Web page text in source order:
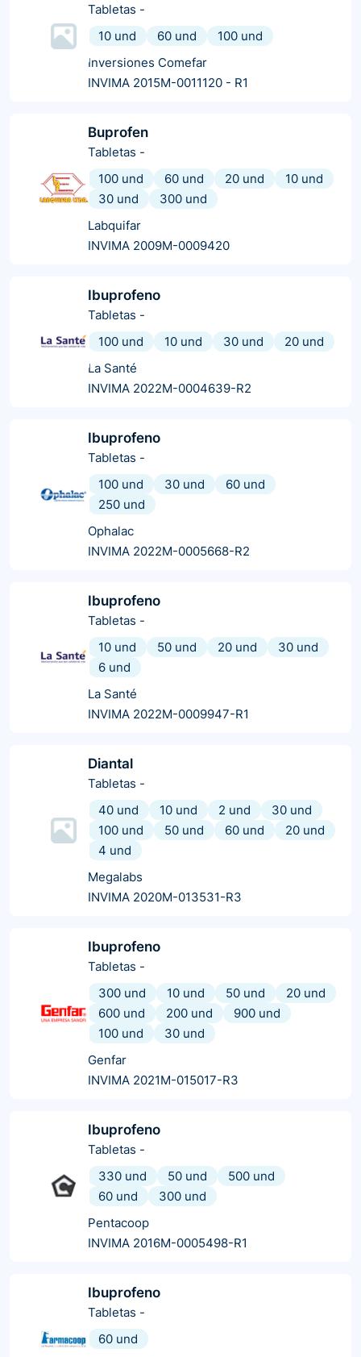
Tabletas -
10 und
60 und
100 und
Inversiones Comefar
INVIMA 2015M-0011120 - R1
Buprofen
Tabletas -
100 und
60 und 20 und
10 und
30 und
300 und
Labquifar
INVIMA 2009M-0009420
Ibuprofeno
Tabletas -
100 und
10 und 30 und
20 und
La Santé
INVIMA 2022M-0004639-R2
Ibuprofeno
Tabletas -
100 und
30 und
60 und
250 und
Ophalac
INVIMA 2022M-0005668-R2
Ibuprofeno
Tabletas -
10 und
50 und 20 und
30 und
6 und
La Santé
INVIMA 2022M-0009947-R1
Diantal
Tabletas -
40 und
10 und 2 und
30 und
100 und
50 und 60 und
20 und
4 und
Megalabs
INVIMA 2020M-013531-R3
Ibuprofeno
Tabletas -
300 und
10 und 50 und
20 und
600 und
200 und
900 und
100 und
30 und
Genfar
INVIMA 2021M-015017-R3
Ibuprofeno
Tabletas -
330 und
50 und
500 und
60 und
300 und
Pentacoop
INVIMA 2016M-0005498-R1
Ibuprofeno
Tabletas -
60 und